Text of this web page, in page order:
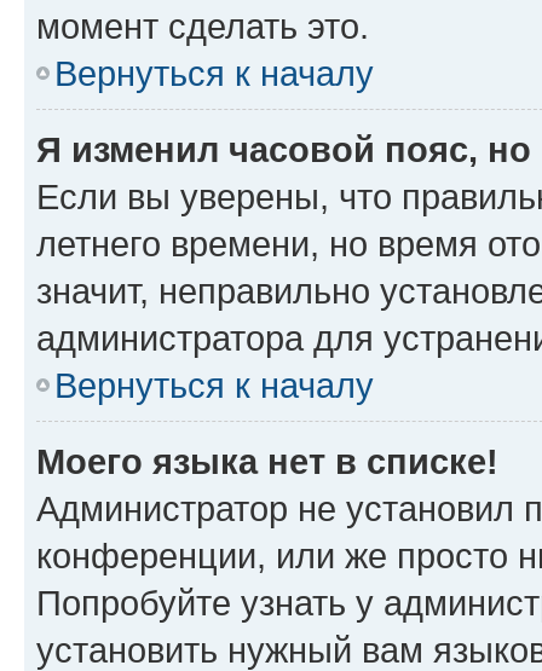
момент сделать это.
Вернуться к началу
Я изменил часовой пояс,
Если вы уверены, что
летнего времени, но время
значит, неправильно
администратора для
Вернуться к началу
Моего языка нет в списке!
Администратор не установил
конференции, или же просто
Попробуйте узнать у
установить нужный вам